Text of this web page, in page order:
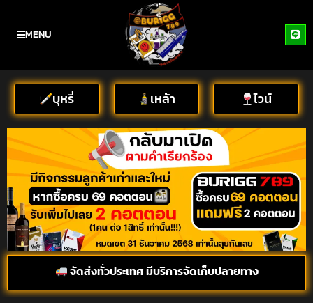
MENU
บุหรี่ เหล้า ไวน์
จัดส่งทั่วประเทศ มีบริการจัดเก็บปลายทาง